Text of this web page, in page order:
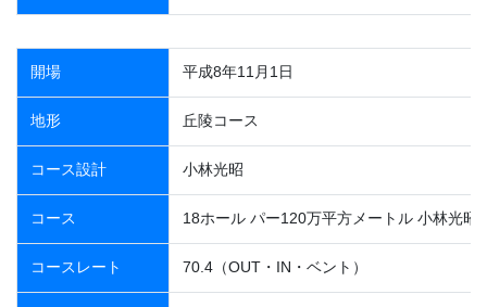
開場 平成8年11月1日
地形 丘陵コース
コース設計 小林光昭
コース 18ホール パー120万平方メートル 小林光昭
コースレート 70.4（OUT・IN・ベント）